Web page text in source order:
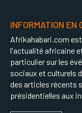
INFORMATION EN
Afrikahabari.com
l'actualité africaine
particulier sur les
sociaux et culturels
des articles récents
présidentielles aux